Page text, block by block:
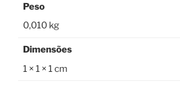
Peso
0,010 kg
Dimensões
1 × 1 × 1 cm